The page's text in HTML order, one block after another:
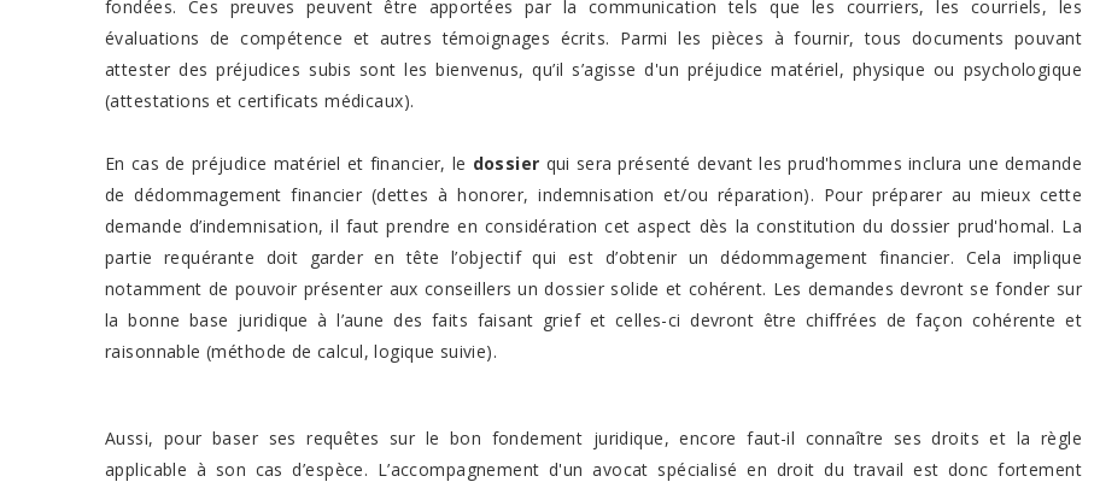
fondées. Ces preuves peuvent être apportées par la communication tels que les courriers, les courriels, les
évaluations de compétence et autres témoignages écrits. Parmi les pièces à fournir, tous documents pouvant
attester des préjudices subis sont les bienvenus, qu’il s’agisse d'un préjudice matériel, physique ou psychologique
(attestations et certificats médicaux).
En cas de préjudice matériel et financier, le dossier qui sera présenté devant les prud'hommes inclura une demande
de dédommagement financier (dettes à honorer, indemnisation et/ou réparation). Pour préparer au mieux cette
demande d’indemnisation, il faut prendre en considération cet aspect dès la constitution du dossier prud'homal. La
partie requérante doit garder en tête l’objectif qui est d’obtenir un dédommagement financier. Cela implique
notamment de pouvoir présenter aux conseillers un dossier solide et cohérent. Les demandes devront se fonder sur
la bonne base juridique à l’aune des faits faisant grief et celles-ci devront être chiffrées de façon cohérente et
raisonnable (méthode de calcul, logique suivie).
Aussi, pour baser ses requêtes sur le bon fondement juridique, encore faut-il connaître ses droits et la règle
applicable à son cas d’espèce. L’accompagnement d'un avocat spécialisé en droit du travail est donc fortement